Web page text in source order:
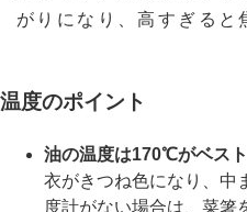
がりになり、高すぎると
温度のポイント
油の温度は170℃がベスト
衣がきつね色になり、中
度計がない場合は、菜箸